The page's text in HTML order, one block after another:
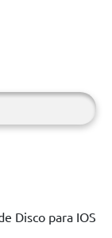
Disco para IOS